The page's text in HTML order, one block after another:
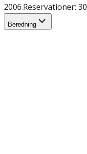
2006.Reservationer: 30
Beredning